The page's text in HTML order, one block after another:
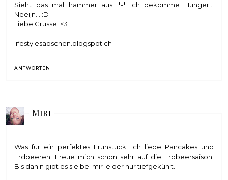
Sieht das mal hammer aus! *-* Ich bekomme Hunger...
Neeijn... :D
Liebe Grüsse. <3
lifestylesabschen.blogspot.ch
ANTWORTEN
Miri
Was für ein perfektes Frühstück! Ich liebe Pancakes und
Erdbeeren. Freue mich schon sehr auf die Erdbeersaison.
Bis dahin gibt es sie bei mir leider nur tiefgekühlt.